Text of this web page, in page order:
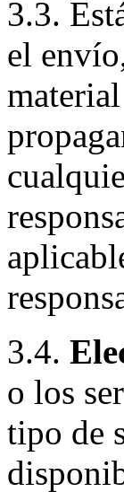
3.3.
el
3.4.
o los
tipo de